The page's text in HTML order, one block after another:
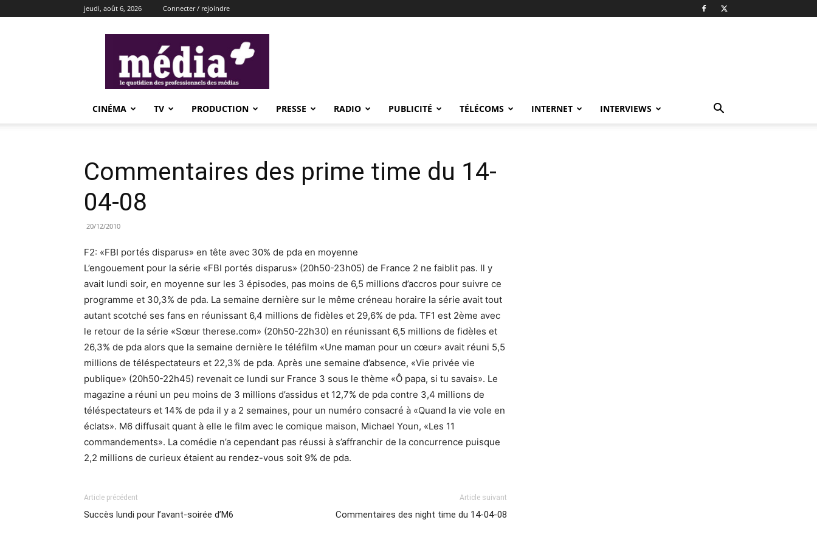
jeudi, août 6, 2026 Connecter / rejoindre
CINÉMA TV PRODUCTION PRESSE RADIO PUBLICITÉ TÉLÉCOMS INTERNET INTERVIEWS
Commentaires des prime time du 14-
04-08
20/12/2010
F2: «FBI portés disparus» en tête avec 30% de pda en moyenne
L’engouement pour la série «FBI portés disparus» (20h50-23h05) de France 2 ne faiblit pas. Il y
avait lundi soir, en moyenne sur les 3 épisodes, pas moins de 6,5 millions d’accros pour suivre ce
programme et 30,3% de pda. La semaine dernière sur le même créneau horaire la série avait tout
autant scotché ses fans en réunissant 6,4 millions de fidèles et 29,6% de pda. TF1 est 2ème avec
le retour de la série «Sœur therese.com» (20h50-22h30) en réunissant 6,5 millions de fidèles et
26,3% de pda alors que la semaine dernière le téléfilm «Une maman pour un cœur» avait réuni 5,5
millions de téléspectateurs et 22,3% de pda. Après une semaine d’absence, «Vie privée vie
publique» (20h50-22h45) revenait ce lundi sur France 3 sous le thème «Ô papa, si tu savais». Le
magazine a réuni un peu moins de 3 millions d’assidus et 12,7% de pda contre 3,4 millions de
téléspectateurs et 14% de pda il y a 2 semaines, pour un numéro consacré à «Quand la vie vole en
éclats». M6 diffusait quant à elle le film avec le comique maison, Michael Youn, «Les 11
commandements». La comédie n’a cependant pas réussi à s’affranchir de la concurrence puisque
2,2 millions de curieux étaient au rendez-vous soit 9% de pda.
Article précédent
Succès lundi pour l’avant-soirée d’M6
Article suivant
Commentaires des night time du 14-04-08